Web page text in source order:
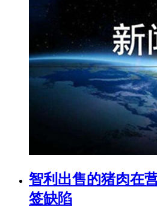
智利出售的猪肉在
签缺陷